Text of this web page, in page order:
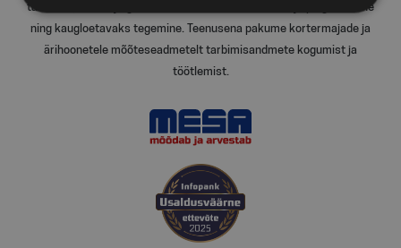
tarbevee, elektri ja gaasi mõõteseadmete müümine ja paigaldamine
ning kaugloetavaks tegemine. Teenusena pakume kortermajade ja
ärihoonetele mõõteseadmetelt tarbimisandmete kogumist ja
töötlemist.